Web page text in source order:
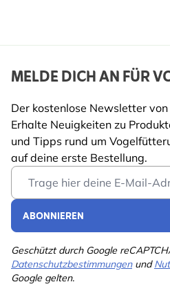
MELDE DICH AN FÜR
Der kostenlose Newsletter
Erhalte Neuigkeiten zu
und Tipps rund um
auf deine erste Bestellung.
Email Address
ABONNIEREN
Geschützt durch Google
Datenschutzbestimmungenund
Google gelten.